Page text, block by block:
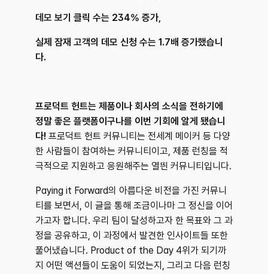
데모 보기 클릭 수는 234% 증가,
실제 잠재 고객의 데모 신청 수는 1.7배 증가했습니
다.
프로덕트 헌트는 제품이나 회사의 소식을 전하기에
정말 좋은 플랫폼이구나를 이번 기회에 알게 됐습니
다! 프로덕트 헌트 커뮤니티는 전세계 메이커 등 다양
한 사람들이 참여하는 커뮤니티이고, 제품 런칭을 적
극적으로 지원하고 응원해주는 열띈 커뮤니티입니다.
Paying it Forward의 아름다운 비전을 가진 커뮤니
티를 보면서, 이 글을 통해 조금이나마 그 정신을 이어
가고자 합니다. 우리 팀이 달성하고자 한 목표와 그 과
정을 공유하고, 이 과정에서 발견한 인사이트들 또한
풀어냈습니다. Product of the Day 4위가 되기까
지 어떤 액션들이 도움이 되었는지, 그리고 다음 런칭